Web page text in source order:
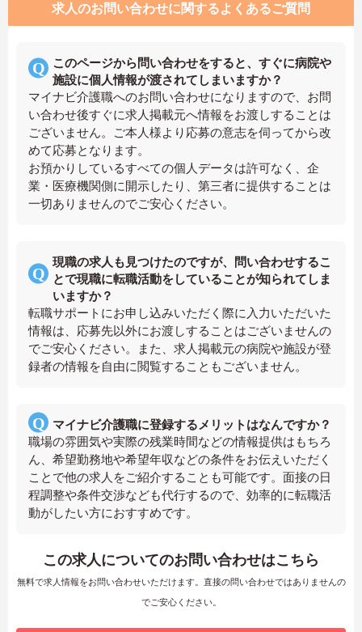
求人のお問い合わせに関するよくあるご質問
このページから問い合わせをすると、すぐに病院や
施設に個人情報が渡されてしまいますか？
マイナビ介護職へのお問い合わせになりますので、お問
い合わせ後すぐに求人掲載元へ情報をお渡しすることは
ございません。ご本人様より応募の意志を伺ってから改
めて応募となります。
お預かりしているすべての個人データは許可なく、企
業・医療機関側に開示したり、第三者に提供することは
一切ありませんのでご安心ください。
現職の求人も見つけたのですが、問い合わせするこ
とで現職に転職活動をしていることが知られてしま
いますか？
転職サポートにお申し込みいただく際に入力いただいた
情報は、応募先以外にお渡しすることはございませんの
でご安心ください。また、求人掲載元の病院や施設が登
録者の情報を自由に閲覧することもございません。
マイナビ介護職に登録するメリットはなんですか？
職場の雰囲気や実際の残業時間などの情報提供はもちろ
ん、希望勤務地や希望年収などの条件をお伝えいただく
ことで他の求人をご紹介することも可能です。面接の日
程調整や条件交渉なども代行するので、効率的に転職活
動がしたい方におすすめです。
この求人についてのお問い合わせはこちら
無料で求人情報をお問い合わせいただけます。直接の問い合わせではありませんの
でご安心ください。